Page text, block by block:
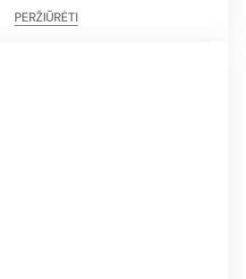
PERŽIŪRĖTI